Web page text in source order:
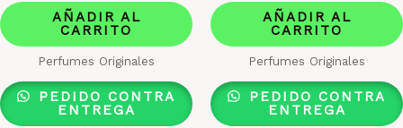
original
era:
$ 234.900.
actual
$ 195.000.
AÑADIR AL
CARRITO
Perfumes Originales
PEDIDO CONTRA
ENTREGA
original
era:
$ 234.900.$
AÑADIR AL
CARRITO
Perfumes Originales
PEDIDO CONTRA
ENTREGA